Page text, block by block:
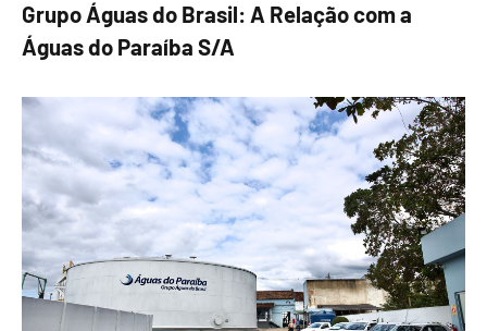
Grupo Águas do Brasil: A Relação com a
Águas do Paraíba S/A